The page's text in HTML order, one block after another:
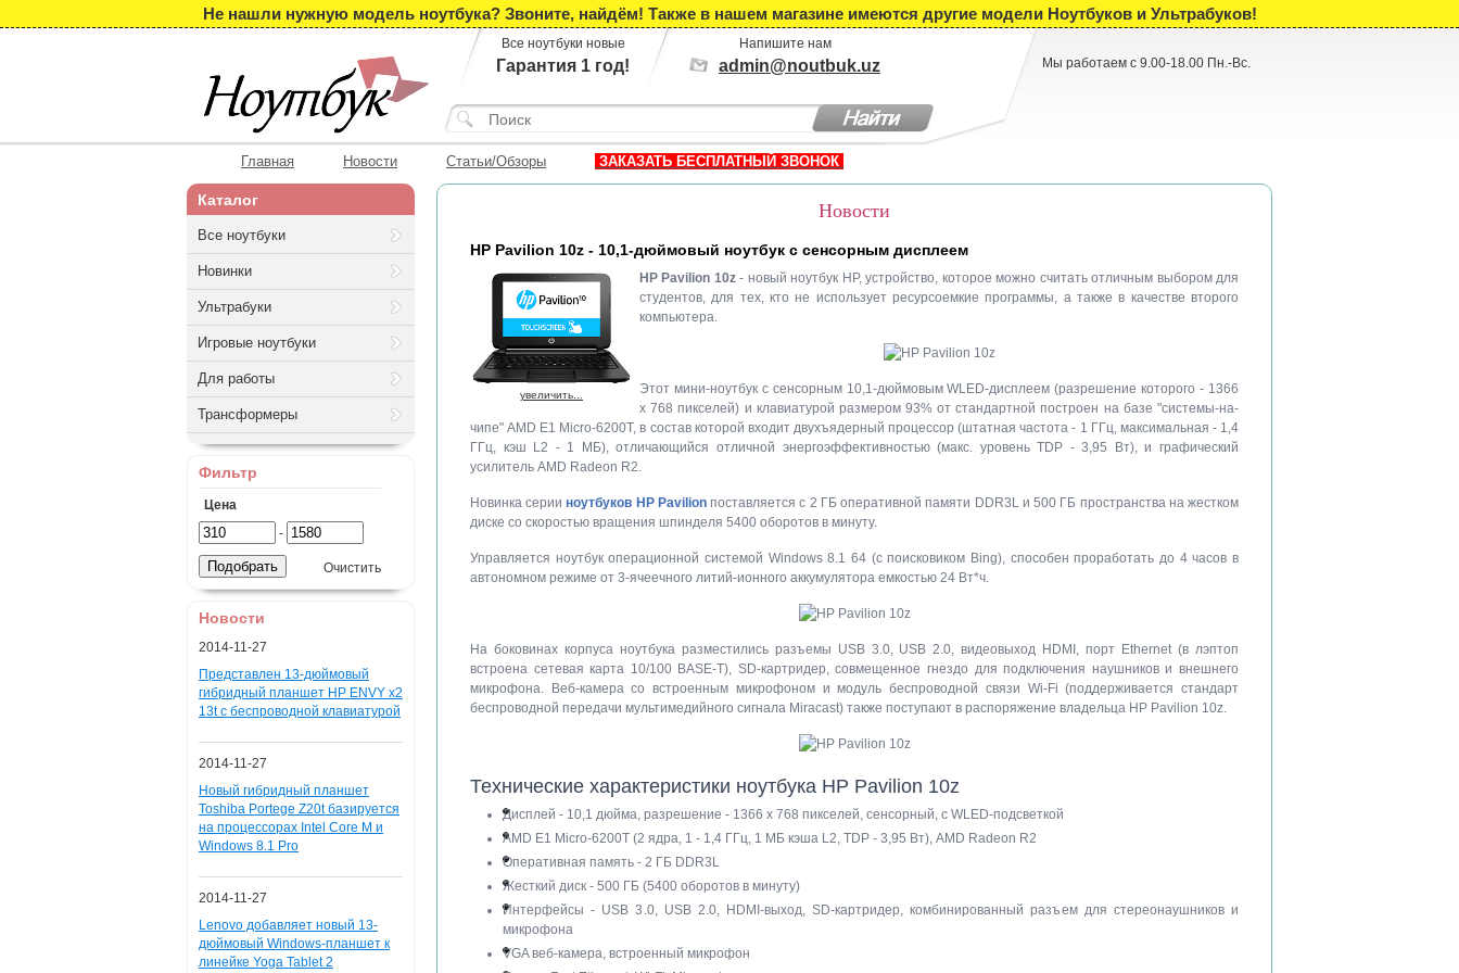
Не нашли нужную модель ноутбука? Звоните, найдём! Также в нашем магазине имеются другие модели Ноутбуков и Ультрабуков!
Все ноутбуки новые
Гарантия 1 год!
Напишите нам
admin@noutbuk.uz Мы работаем с 9.00-18.00 Пн.-Вс.
Главная Новости Статьи/Обзоры ЗАКАЗАТЬ БЕСПЛАТНЫЙ ЗВОНОК
Каталог
Все ноутбуки
Новинки
Ультрабуки
Игровые ноутбуки
Для работы
Трансформеры
Фильтр
Цена
-
Очистить
Новости
2014-11-27
Представлен 13-дюймовый
гибридный планшет HP ENVY x2
13t с беспроводной клавиатурой
2014-11-27
Новый гибридный планшет
Toshiba Portege Z20t базируется
на процессорах Intel Core M и
Windows 8.1 Pro
2014-11-27
Lenovo добавляет новый 13-
дюймовый Windows-планшет к
линейке Yoga Tablet 2
Новости
HP Pavilion 10z - 10,1-дюймовый ноутбук с сенсорным дисплеем
увеличить...
HP Pavilion 10z- новый ноутбук HP, устройство, которое можно считать отличным выбором для
студентов, для тех, кто не использует ресурсоемкие программы, а также в качестве второго
компьютера.
Этот мини-ноутбук с сенсорным 10,1-дюймовым WLED-дисплеем (разрешение которого - 1366
х 768 пикселей) и клавиатурой размером 93% от стандартной построен на базе "системы-на-
чипе" AMD E1 Micro-6200T, в состав которой входит двухъядерный процессор (штатная частота - 1 ГГц, максимальная - 1,4
ГГц, кэш L2 - 1 МБ), отличающийся отличной энергоэффективностью (макс. уровень TDP - 3,95 Вт), и графический
усилитель AMD Radeon R2.
Новинка серииноутбуков HP Pavilionпоставляется с 2 ГБ оперативной памяти DDR3L и 500 ГБ пространства на жестком
диске со скоростью вращения шпинделя 5400 оборотов в минуту.
Управляется ноутбук операционной системой Windows 8.1 64 (с поисковиком Bing), способен проработать до 4 часов в
автономном режиме от 3-ячеечного литий-ионного аккумулятора емкостью 24 Вт*ч.
На боковинах корпуса ноутбука разместились разъемы USB 3.0, USB 2.0, видеовыход HDMI, порт Ethernet (в лэптоп
встроена сетевая карта 10/100 BASE-T), SD-картридер, совмещенное гнездо для подключения наушников и внешнего
микрофона. Веб-камера со встроенным микрофоном и модуль беспроводной связи Wi-Fi (поддерживается стандарт
беспроводной передачи мультимедийного сигнала Miracast) также поступают в распоряжение владельца HP Pavilion 10z.
Технические характеристики ноутбука HP Pavilion 10z
Дисплей - 10,1 дюйма, разрешение - 1366 х 768 пикселей, сенсорный, с WLED-подсветкой
AMD E1 Micro-6200T (2 ядра, 1 - 1,4 ГГц, 1 МБ кэша L2, TDP - 3,95 Вт), AMD Radeon R2
Оперативная память - 2 ГБ DDR3L
Жесткий диск - 500 ГБ (5400 оборотов в минуту)
Интерфейсы - USB 3.0, USB 2.0, HDMI-выход, SD-картридер, комбинированный разъем для стереонаушников и
микрофона
VGA веб-камера, встроенный микрофон